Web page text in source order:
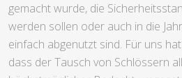
gemacht wurde, die
werden sollen oder auch in die
einfach abgenutzt sind. Für uns
dass der Tausch von Schlössern